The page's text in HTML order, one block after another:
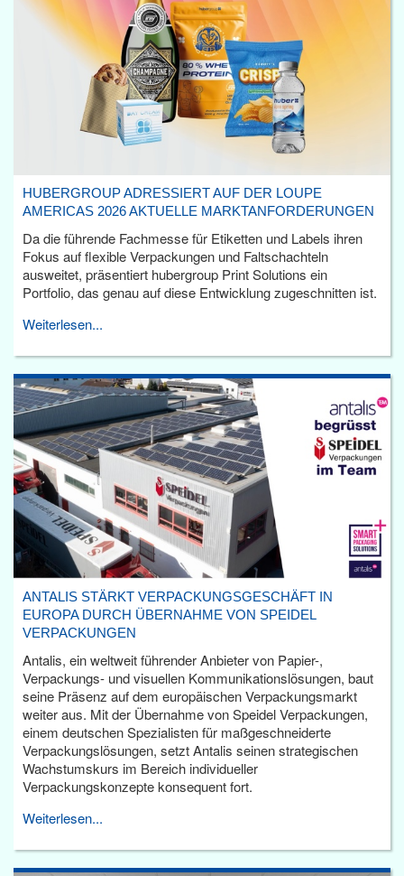
HUBERGROUP ADRESSIERT AUF DER LOUPE
AMERICAS 2026 AKTUELLE MARKTANFORDERUNGEN
Da die führende Fachmesse für Etiketten und Labels ihren
Fokus auf flexible Verpackungen und Faltschachteln
ausweitet, präsentiert hubergroup Print Solutions ein
Portfolio, das genau auf diese Entwicklung zugeschnitten ist.
Weiterlesen...
ANTALIS STÄRKT VERPACKUNGSGESCHÄFT IN
EUROPA DURCH ÜBERNAHME VON SPEIDEL
VERPACKUNGEN
Antalis, ein weltweit führender Anbieter von Papier-,
Verpackungs- und visuellen Kommunikationslösungen, baut
seine Präsenz auf dem europäischen Verpackungsmarkt
weiter aus. Mit der Übernahme von Speidel Verpackungen,
einem deutschen Spezialisten für maßgeschneiderte
Verpackungslösungen, setzt Antalis seinen strategischen
Wachstumskurs im Bereich individueller
Verpackungskonzepte konsequent fort.
Weiterlesen...